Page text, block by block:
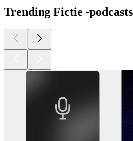
Trending Fictie -podcasts